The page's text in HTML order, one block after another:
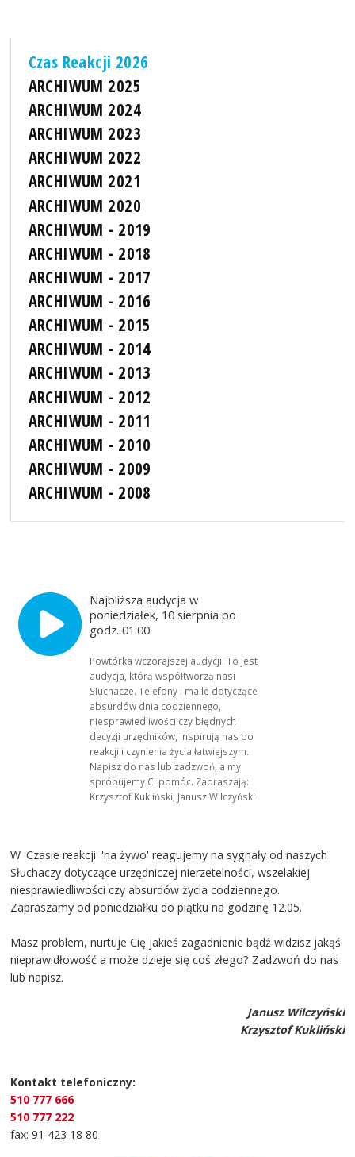
Czas Reakcji 2026
ARCHIWUM 2025
ARCHIWUM 2024
ARCHIWUM 2023
ARCHIWUM 2022
ARCHIWUM 2021
ARCHIWUM 2020
ARCHIWUM - 2019
ARCHIWUM - 2018
ARCHIWUM - 2017
ARCHIWUM - 2016
ARCHIWUM - 2015
ARCHIWUM - 2014
ARCHIWUM - 2013
ARCHIWUM - 2012
ARCHIWUM - 2011
ARCHIWUM - 2010
ARCHIWUM - 2009
ARCHIWUM - 2008
Najbliższa audycja w
poniedziałek, 10 sierpnia po
godz. 01:00
Powtórka wczorajszej audycji. To jest
audycja, którą współtworzą nasi
Słuchacze. Telefony i maile dotyczące
absurdów dnia codziennego,
niesprawiedliwości czy błędnych
decyzji urzędników, inspirują nas do
reakcji i czynienia życia łatwiejszym.
Napisz do nas lub zadzwoń, a my
spróbujemy Ci pomóc. Zapraszają:
Krzysztof Kukliński, Janusz Wilczyński
W 'Czasie reakcji' 'na żywo' reagujemy na sygnały od naszych
Słuchaczy dotyczące urzędniczej nierzetelności, wszelakiej
niesprawiedliwości czy absurdów życia codziennego.
Zapraszamy od poniedziałku do piątku na godzinę 12.05.
Masz problem, nurtuje Cię jakieś zagadnienie bądź widzisz jakąś
nieprawidłowość a może dzieje się coś złego? Zadzwoń do nas
lub napisz.
Janusz Wilczyński
Krzysztof Kukliński
Kontakt telefoniczny:
510 777 666
510 777 222
fax: 91 423 18 80